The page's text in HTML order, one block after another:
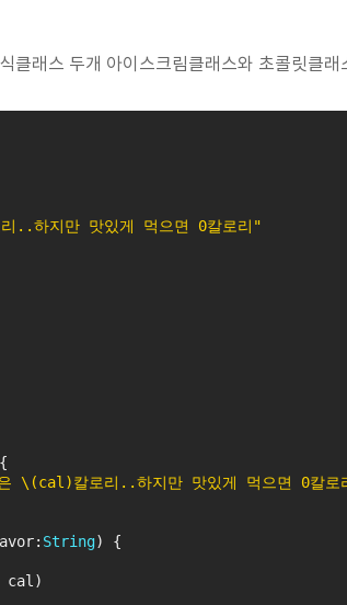
클래스 두개 아이스크림클래스와 초콜릿클래
하지만 맛있게 먹으면 0칼로리"
{
칼로리..하지만 맛있게 먹으면 0칼로
String) {
cal)